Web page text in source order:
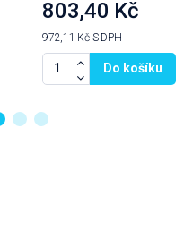
803,40 Kč
972,11 Kč S DPH
Do košíku